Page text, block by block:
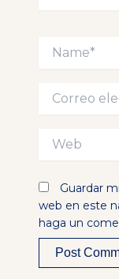
Name*
Correo
electrónico*
Web
Guardar
web en este
haga un